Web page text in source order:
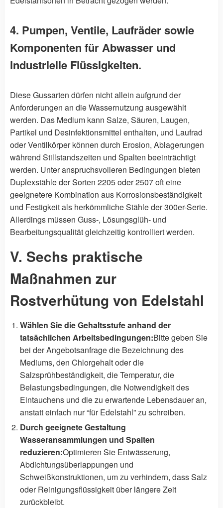
4. Pumpen, Ventile, Laufräder sowie
Komponenten für Abwasser und
industrielle Flüssigkeiten.
Diese Gussarten dürfen nicht allein aufgrund der
Anforderungen an die Wassernutzung ausgewählt
werden. Das Medium kann Salze, Säuren, Laugen,
Partikel und Desinfektionsmittel enthalten, und Laufrad
oder Ventilkörper können durch Erosion, Ablagerungen
während Stillstandszeiten und Spalten beeinträchtigt
werden. Unter anspruchsvolleren Bedingungen bieten
Duplexstähle der Sorten 2205 oder 2507 oft eine
geeignetere Kombination aus Korrosionsbeständigkeit
und Festigkeit als herkömmliche Stähle der 300er-Serie.
Allerdings müssen Guss-, Lösungsglüh- und
Bearbeitungsqualität gleichzeitig kontrolliert werden.
V. Sechs praktische
Maßnahmen zur
Rostverhütung von Edelstahl
Wählen Sie die Gehaltsstufe anhand der
tatsächlichen Arbeitsbedingungen:Bitte geben Sie
bei der Angebotsanfrage die Bezeichnung des
Mediums, den Chlorgehalt oder die
Salzsprühbeständigkeit, die Temperatur, die
Belastungsbedingungen, die Notwendigkeit des
Eintauchens und die zu erwartende Lebensdauer an,
anstatt einfach nur “für Edelstahl” zu schreiben.
Durch geeignete Gestaltung
Wasseransammlungen und Spalten
reduzieren:Optimieren Sie Entwässerung,
Abdichtungsüberlappungen und
Schweißkonstruktionen, um zu verhindern, dass Salz
oder Reinigungsflüssigkeit über längere Zeit
zurückbleibt.